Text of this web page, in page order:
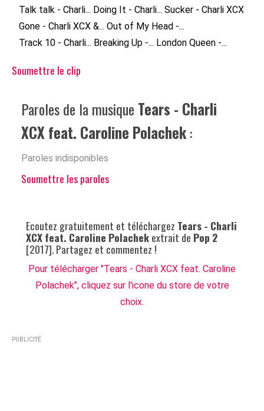
Talk talk - Charli... Doing It - Charli... Sucker - Charli XCX
Gone - Charli XCX &... Out of My Head -...
Track 10 - Charli... Breaking Up -... London Queen -...
Soumettre le clip
Paroles de la musique Tears - Charli
XCX feat. Caroline Polachek:
Paroles indisponibles
Soumettre les paroles
Ecoutez gratuitement et téléchargez Tears - Charli
XCX feat. Caroline Polachekextrait de Pop 2
[2017]. Partagez et commentez !
Pour télécharger "Tears - Charli XCX feat. Caroline
Polachek", cliquez sur l'icone du store de votre
choix.
PUBLICITÉ